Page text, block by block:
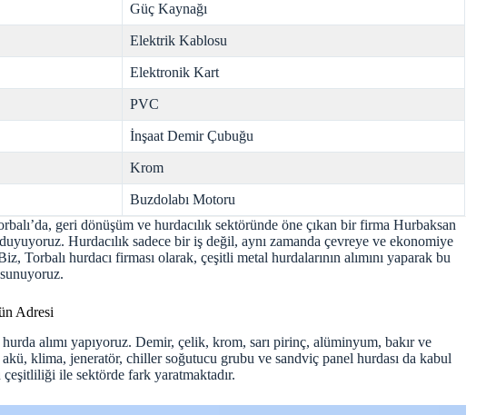
Güç Kaynağı
Elektrik Kablosu
Elektronik Kart
PVC
İnşaat Demir Çubuğu
Krom
Buzdolabı Motoru
geri dönüşüm ve hurdacılık sektöründe öne çıkan bir firma Hurbaksan
Hurdacılık sadece bir iş değil, aynı zamanda çevreye ve ekonomiye
Torbalı hurdacı firması olarak, çeşitli metal hurdalarının alımını yaparak bu
Adresi
alımı yapıyoruz. Demir, çelik, krom, sarı pirinç, alüminyum, bakır ve
klima, jeneratör, chiller soğutucu grubu ve sandviç panel hurdası da kabul
ile sektörde fark yaratmaktadır.